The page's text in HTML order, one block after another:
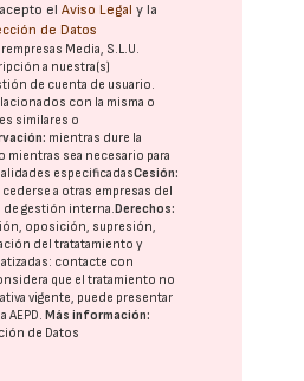
elAviso Legal y la
de Datos
Media, S.L.U.
a nuestra(s)
de cuenta de usuario.
con la misma o
similares o
mientras dure la
mientras sea necesario para
especificadasCesión:
a otras empresas del
de gestión interna. Derechos:
oposición, supresión,
del tratatamiento y
contacte con
que el tratamiento no
vigente, puede presentar
AEPD. Más información:
de Datos